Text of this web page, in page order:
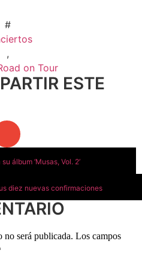
#
,
on Tour
ESTE
álbum ‘Musas, Vol. 2’
diez nuevas confirmaciones
no será publicada. Los campos